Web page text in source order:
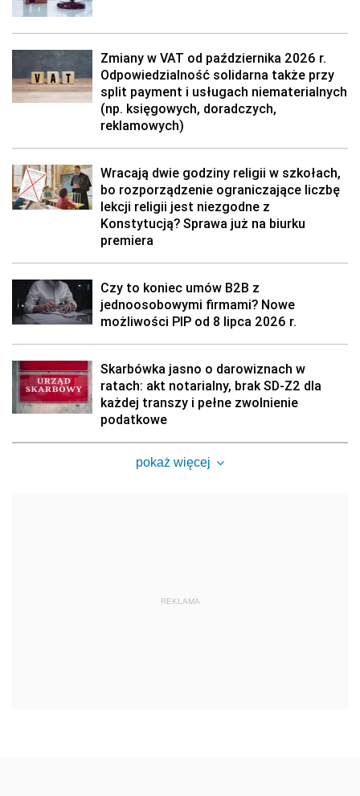
Zmiany w VAT od października 2026 r.
Odpowiedzialność solidarna także przy
split payment i usługach niematerialnych
(np. księgowych, doradczych,
reklamowych)
Wracają dwie godziny religii w szkołach,
bo rozporządzenie ograniczające liczbę
lekcji religii jest niezgodne z
Konstytucją? Sprawa już na biurku
premiera
Czy to koniec umów B2B z
jednoosobowymi firmami? Nowe
możliwości PIP od 8 lipca 2026 r.
Skarbówka jasno o darowiznach w
ratach: akt notarialny, brak SD-Z2 dla
każdej transzy i pełne zwolnienie
podatkowe
pokaż więcej
REKLAMA